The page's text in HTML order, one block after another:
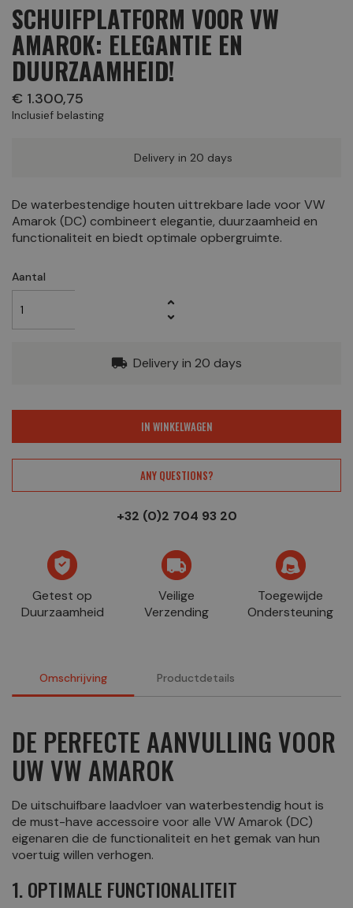
SCHUIFPLATFORM VOOR VW
AMAROK: ELEGANTIE EN
DUURZAAMHEID!
€ 1.300,75
Inclusief belasting
Delivery in 20 days
De waterbestendige houten uittrekbare lade voor VW
Amarok (DC) combineert elegantie, duurzaamheid en
functionaliteit en biedt optimale opbergruimte.
Aantal
local_shipping Delivery in 20 days
IN WINKELWAGEN
ANY QUESTIONS?
+32 (0)2 704 93 20
Getest op
Duurzaamheid
Veilige
Verzending
Toegewijde
Ondersteuning
Omschrijving Productdetails
DE PERFECTE AANVULLING VOOR
UW VW AMAROK
De uitschuifbare laadvloer van waterbestendig hout is
de must-have accessoire voor alle VW Amarok (DC)
eigenaren die de functionaliteit en het gemak van hun
voertuig willen verhogen.
1. OPTIMALE FUNCTIONALITEIT